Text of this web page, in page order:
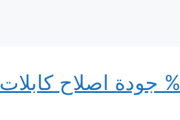
كهربائي منازل جدة 100% جودة اصلاح كابلات